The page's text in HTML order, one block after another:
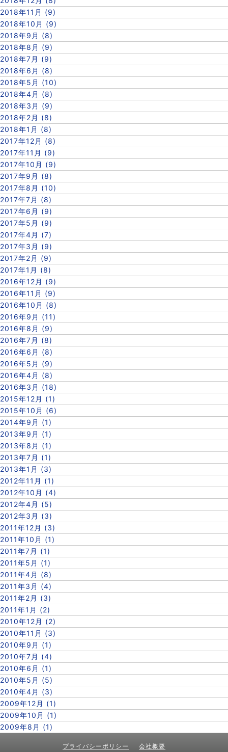
2018年11月 (9)
2018年10月 (9)
2018年9月 (8)
2018年8月 (9)
2018年7月 (9)
2018年6月 (8)
2018年5月 (10)
2018年4月 (8)
2018年3月 (9)
2018年2月 (8)
2018年1月 (8)
2017年12月 (8)
2017年11月 (9)
2017年10月 (9)
2017年9月 (8)
2017年8月 (10)
2017年7月 (8)
2017年6月 (9)
2017年5月 (9)
2017年4月 (7)
2017年3月 (9)
2017年2月 (9)
2017年1月 (8)
2016年12月 (9)
2016年11月 (9)
2016年10月 (8)
2016年9月 (11)
2016年8月 (9)
2016年7月 (8)
2016年6月 (8)
2016年5月 (9)
2016年4月 (8)
2016年3月 (18)
2015年12月 (1)
2015年10月 (6)
2014年9月 (1)
2013年9月 (1)
2013年8月 (1)
2013年7月 (1)
2013年1月 (3)
2012年11月 (1)
2012年10月 (4)
2012年4月 (5)
2012年3月 (3)
2011年12月 (3)
2011年10月 (1)
2011年7月 (1)
2011年5月 (1)
2011年4月 (8)
2011年3月 (4)
2011年2月 (3)
2011年1月 (2)
2010年12月 (2)
2010年11月 (3)
2010年9月 (1)
2010年7月 (4)
2010年6月 (1)
2010年5月 (5)
2010年4月 (3)
2009年12月 (1)
2009年10月 (1)
2009年8月 (1)
プライバシーポリシー 会社概要